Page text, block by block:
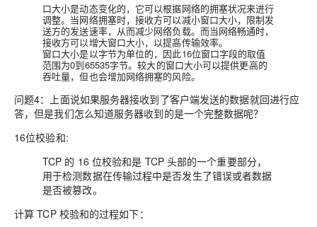
口大小是动态变化的，它可以根据网络的拥塞状况来进行
调整。当网络拥塞时，接收方可以减小窗口大小，限制发
送方的发送速率，从而减少网络负载。而当网络畅通时，
接收方可以增大窗口大小，以提高传输效率。
窗口大小是以字节为单位的，因此16位窗口字段的取值
范围为0到65535字节。较大的窗口大小可以提供更高的
吞吐量，但也会增加网络拥塞的风险。
问题4：
上面说如果服务器接收到了客户端发送的数据就回进行应
答，但是我们怎么知道服务器收到的是一个完整数据呢？
16位校验和:
TCP 的 16 位校验和是 TCP 头部的一个重要部分，
用于检测数据在传输过程中是否发生了错误或者数据
是否被篡改。
计算 TCP 校验和的过程如下：